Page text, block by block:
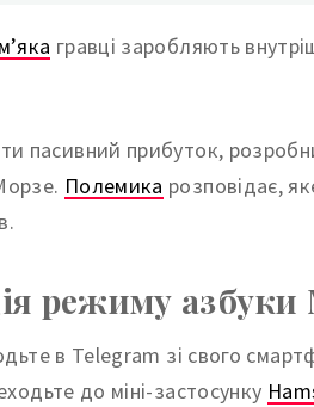
гравці заробляють
пасивний прибуток,
Полемика розповідає,
режиму азбуки
в Telegram зі свого
до міні-застосунку